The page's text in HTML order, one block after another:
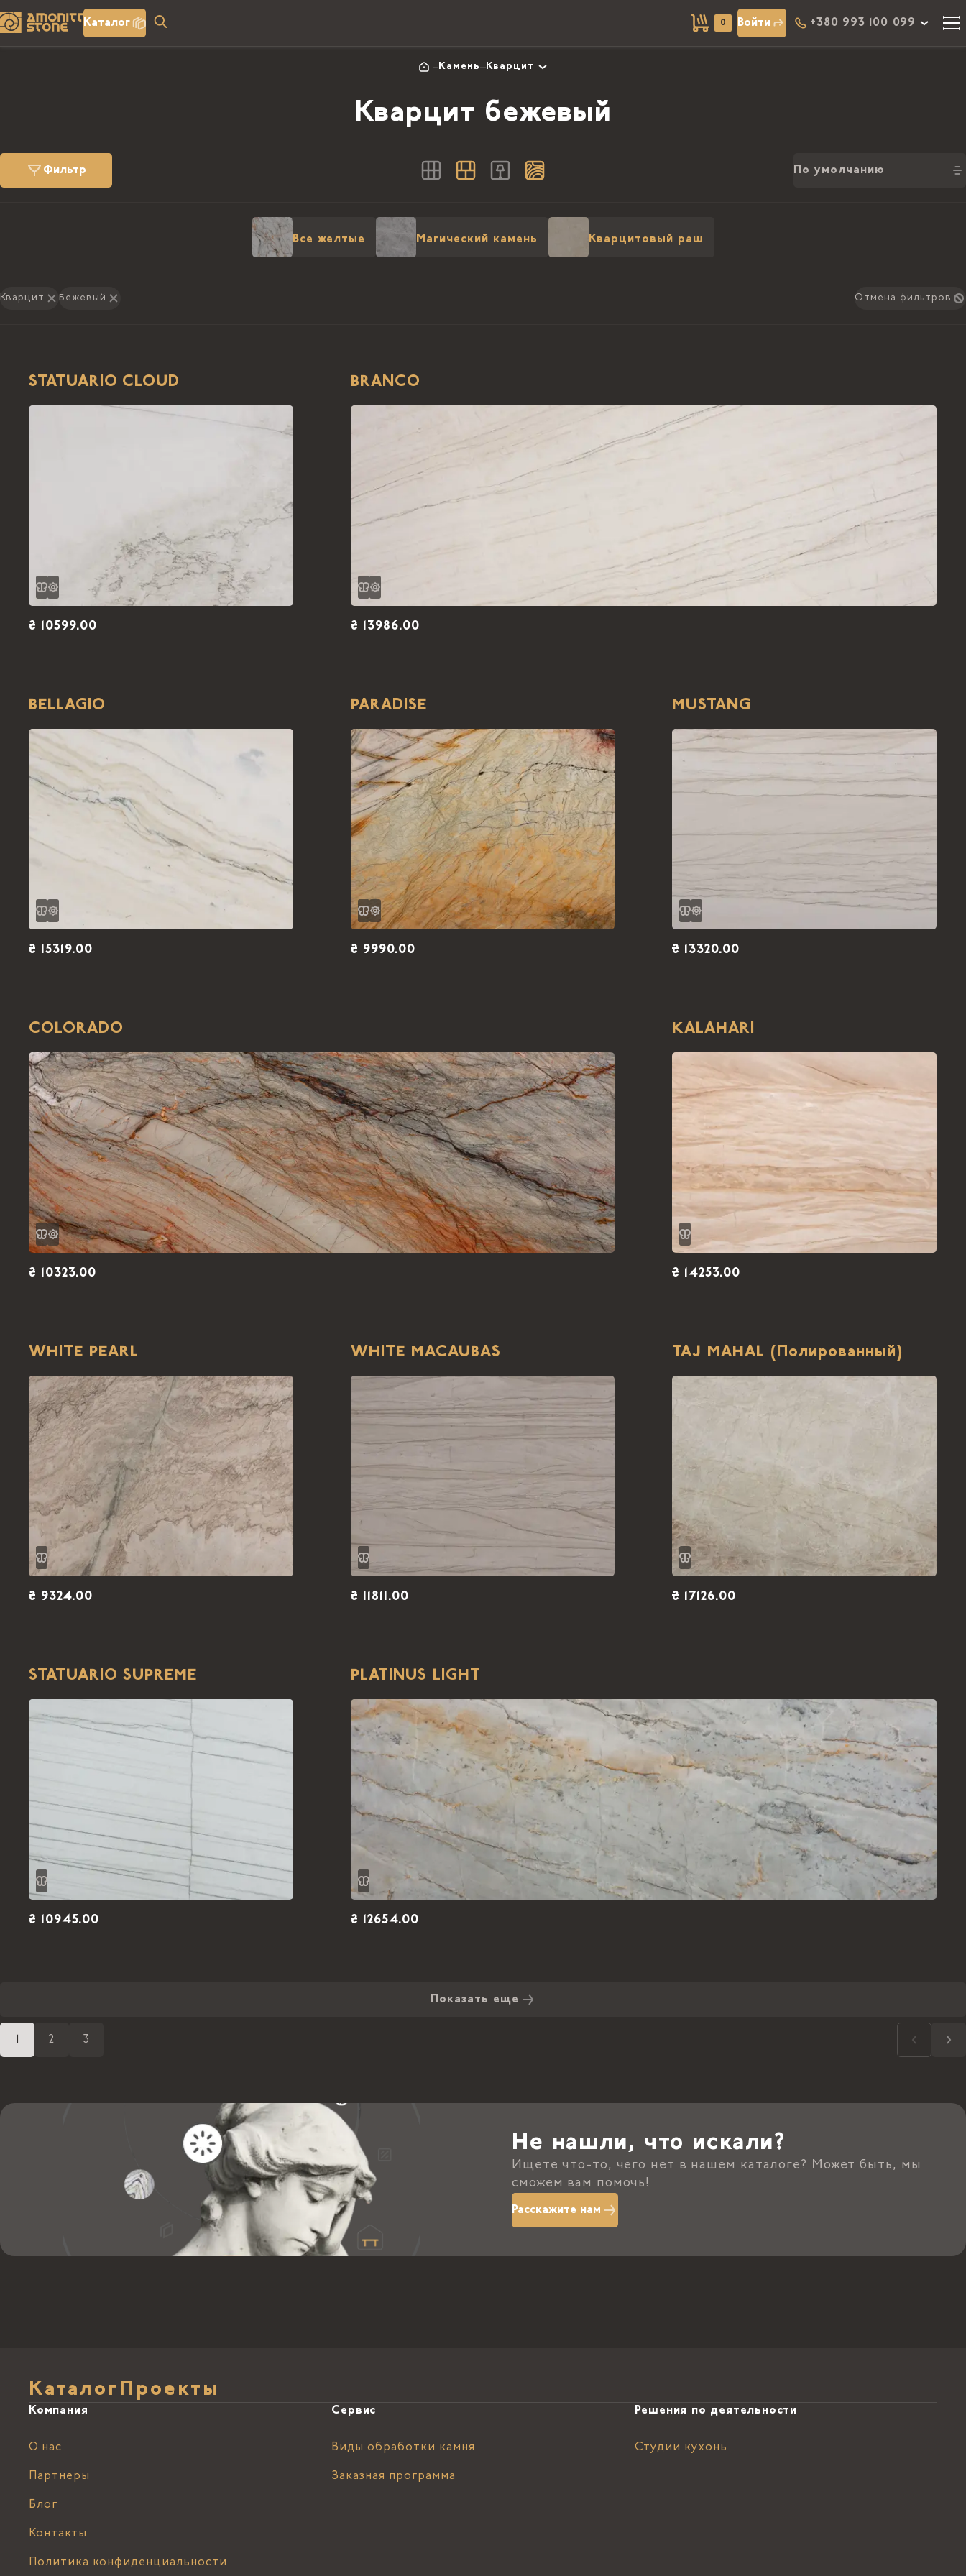
Каталог 0 Войти +380 993 100 099
Камень Кварцит
Кварцит бежевый
Фильтр По умолчанию
Все желтые Магический камень Кварцитовый раш
Кварцит Бежевый Отмена фильтров
STATUARIO CLOUD
₴ 10599.00
BRANCO
₴ 13986.00
BELLAGIO
₴ 15319.00
PARADISE
₴ 9990.00
MUSTANG
₴ 13320.00
COLORADO
₴ 10323.00
KALAHARI
₴ 14253.00
WHITE PEARL
₴ 9324.00
WHITE MACAUBAS
₴ 11811.00
TAJ MAHAL (Полированный)
₴ 17126.00
STATUARIO SUPREME
₴ 10945.00
PLATINUS LIGHT
₴ 12654.00
Показать еще
2 3
Не нашли, что искали?
Ищете что-то, чего нет в нашем каталоге? Может быть, мы
сможем вам помочь!
Расскажите нам
Каталог Проекты
Компания
О нас
Партнеры
Блог
Контакты
Политика конфиденциальности
Сервис
Виды обработки камня
Заказная программа
Решения по деятельности
Студии кухонь